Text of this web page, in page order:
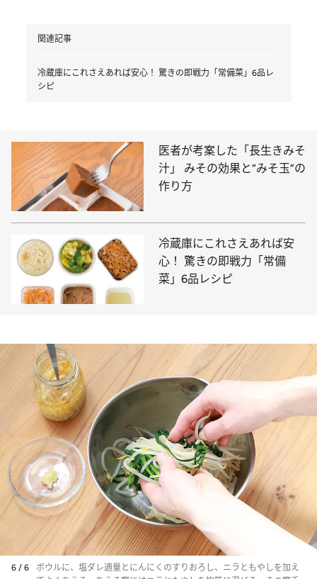
関連記事
冷蔵庫にこれさえあれば安心！ 驚きの即戦力「常備菜」6品レ
シピ
医者が考案した「長生きみそ
汁」 みその効果と“みそ玉”の
作り方
冷蔵庫にこれさえあれば安
心！ 驚きの即戦力「常備
菜」6品レシピ
6 / 6
ボウルに、塩ダレ適量とにんにくのすりおろし、ニラともやしを加え